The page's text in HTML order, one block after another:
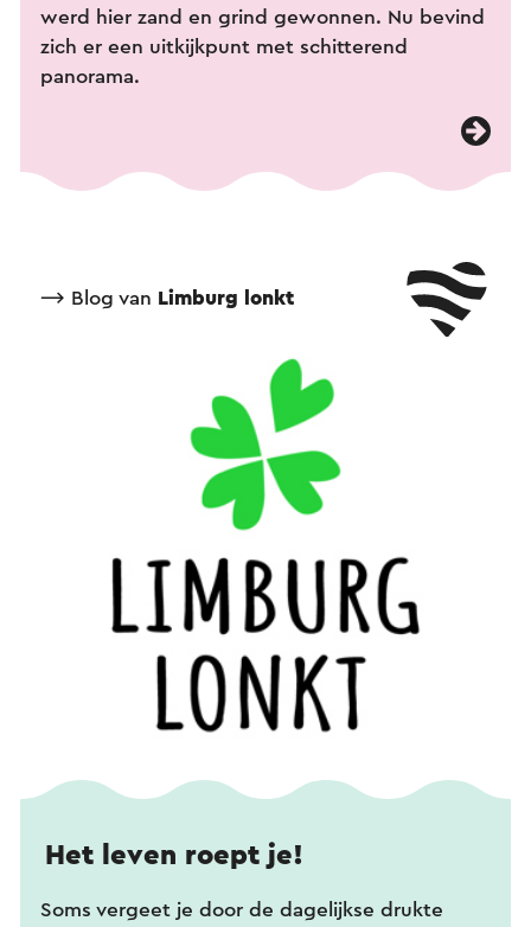
werd hier zand en grind gewonnen. Nu bevind
zich er een uitkijkpunt met schitterend
panorama.
⟶ Blog van Limburg lonkt
Het leven roept je!
Soms vergeet je door de dagelijkse drukte